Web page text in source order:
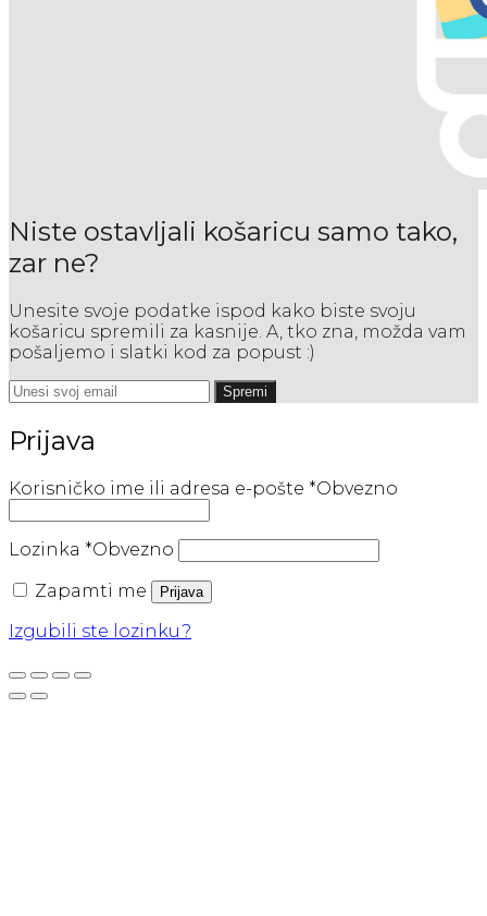
Niste ostavljali košaricu samo tako,
zar ne?
Unesite svoje podatke ispod kako biste svoju
košaricu spremili za kasnije. A, tko zna, možda vam
pošaljemo i slatki kod za popust :)
Spremi
Prijava
Korisničko ime ili adresa e-pošte *Obvezno
Lozinka *Obvezno
Zapamti me
Prijava
Izgubili ste lozinku?